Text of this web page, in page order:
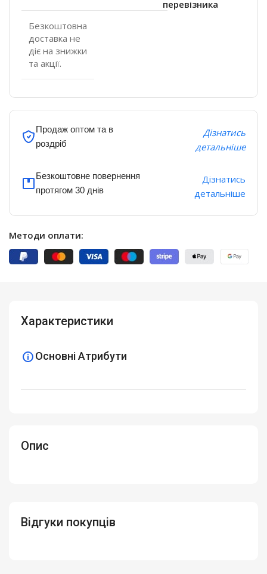
Безкоштовна
доставка не
діє на знижки
та акції.
перевізника
Продаж оптом та в
роздріб
Дізнатись
детальніше
Безкоштовне повернення
протягом 30 днів
Дізнатись
детальніше
Методи оплати:
Опис
Характеристики
Основні Атрибути
Відгуки покупців